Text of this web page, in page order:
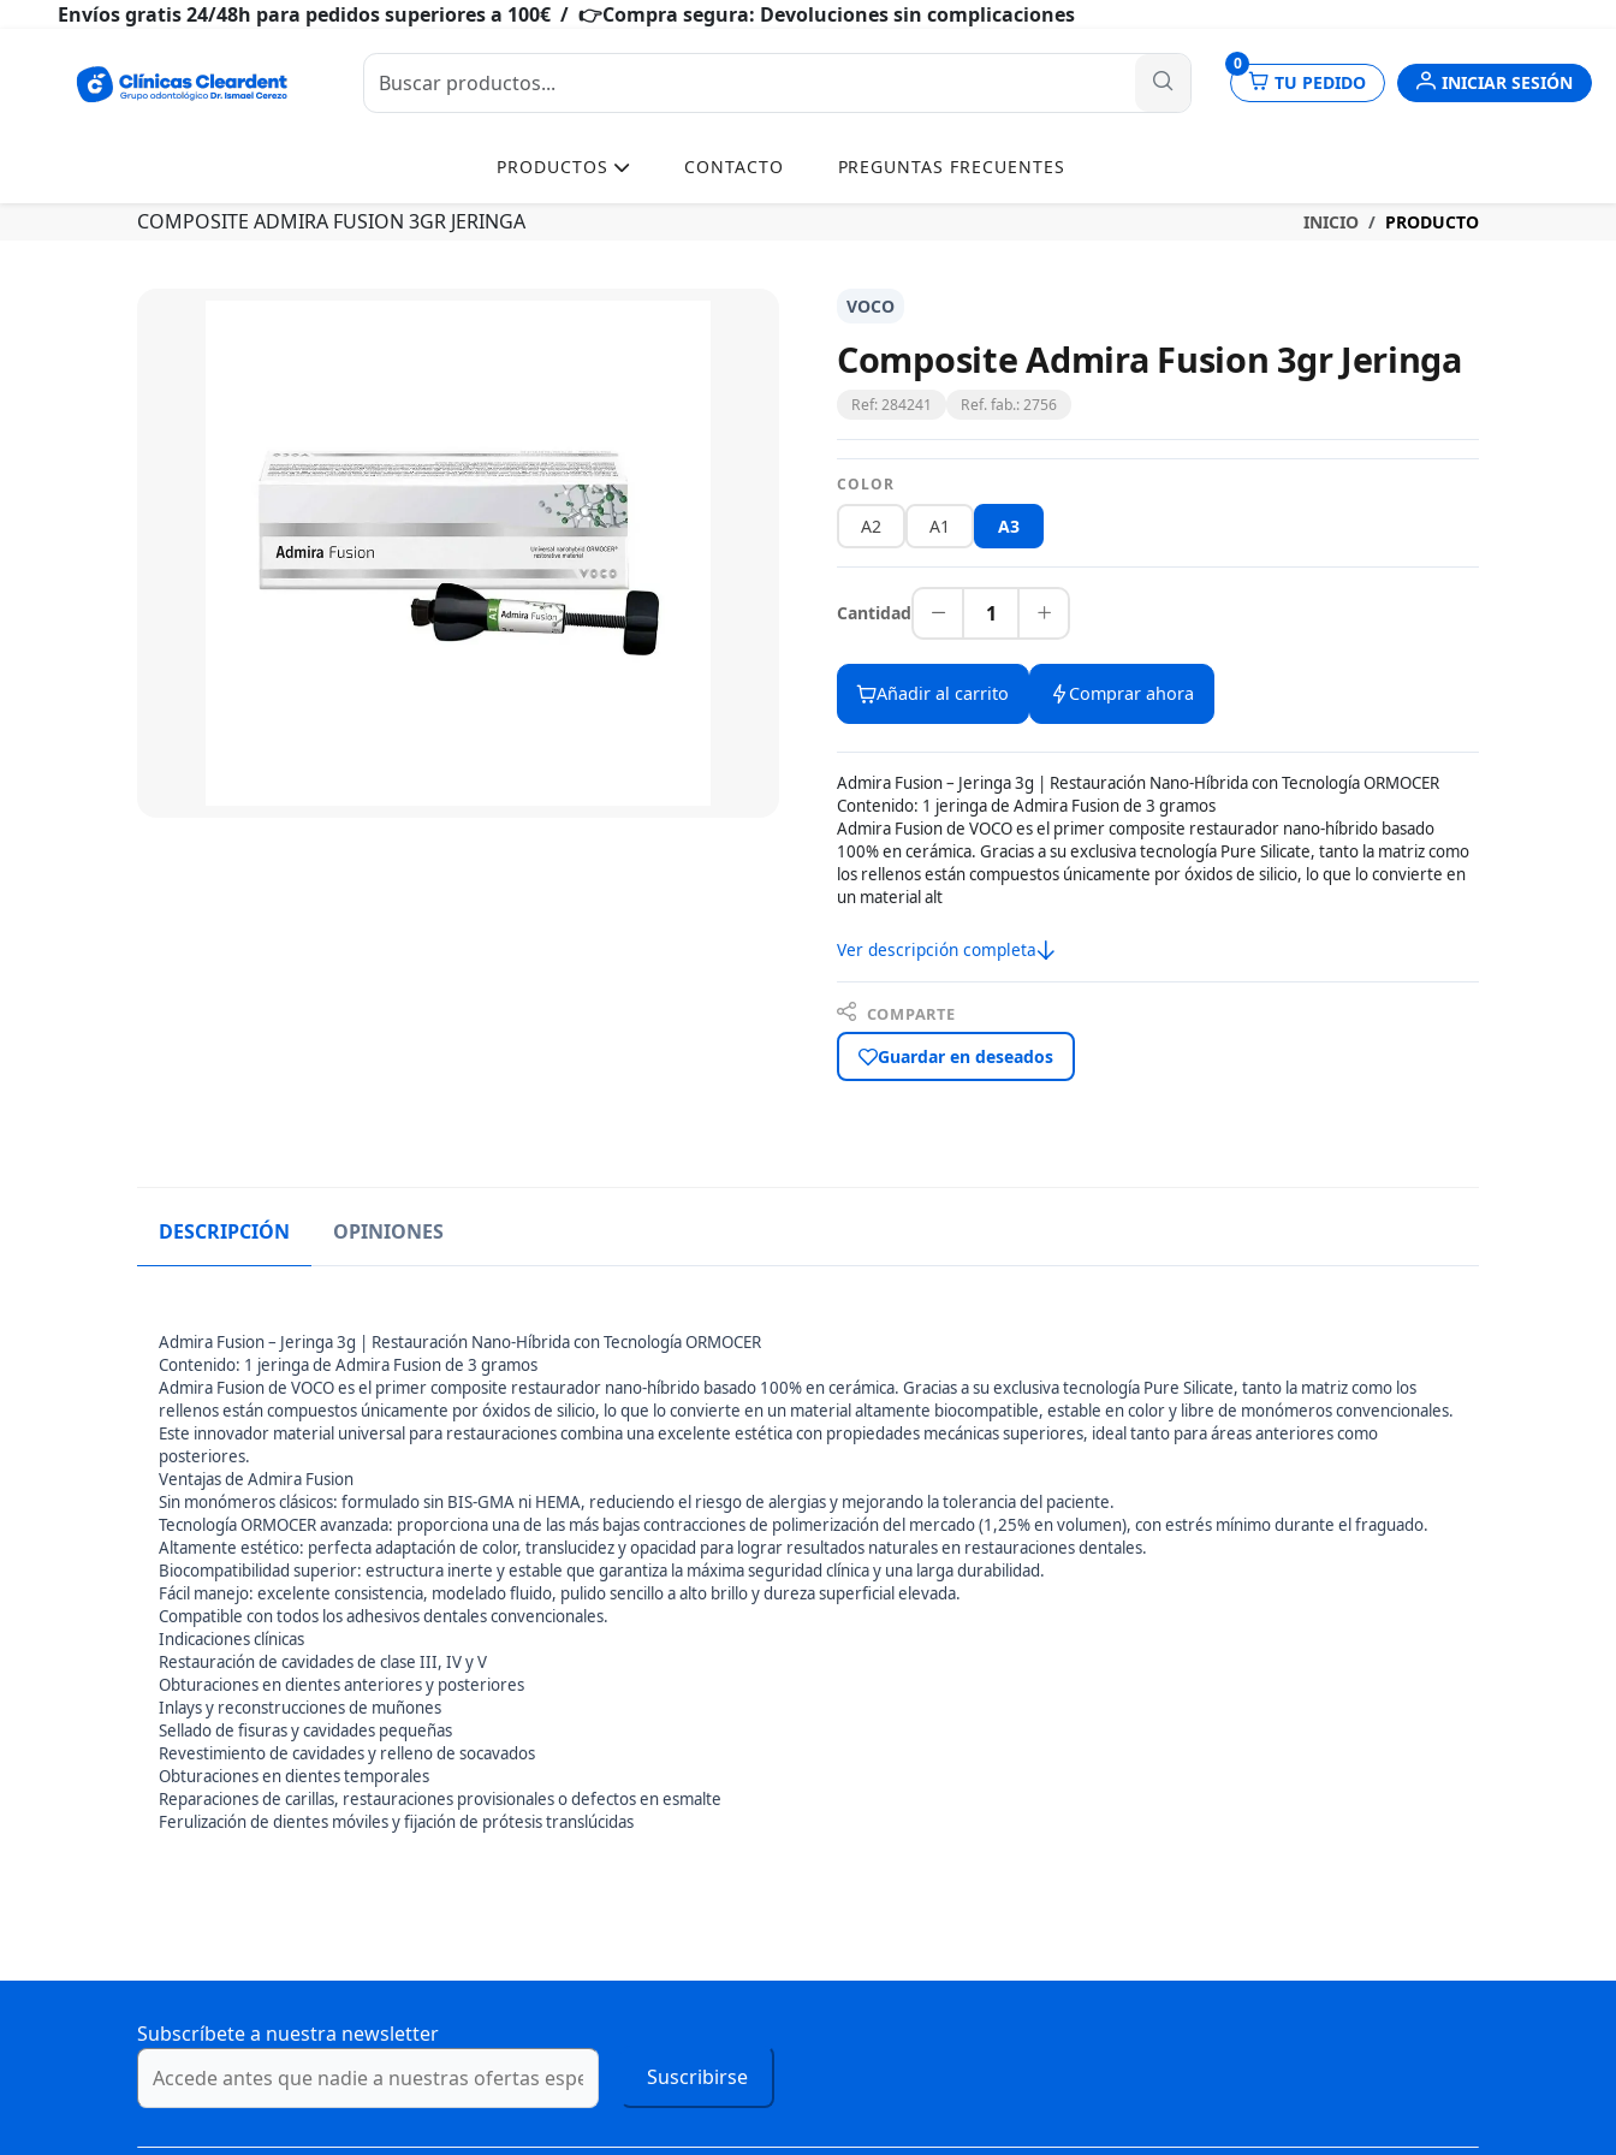
Envíos gratis 24/48h para pedidos superiores a 100€ / 👉Compra segura: Devoluciones sin complicaciones
0
TU PEDIDO INICIAR SESIÓN
PRODUCTOS CONTACTO PREGUNTAS FRECUENTES
COMPOSITE ADMIRA FUSION 3GR JERINGA INICIO PRODUCTO
VOCO
Composite Admira Fusion 3gr Jeringa
Ref: 284241 Ref. fab.: 2756
COLOR
A2 A1 A3
Cantidad 1
Añadir al carrito Comprar ahora
Admira Fusion – Jeringa 3g | Restauración Nano-Híbrida con Tecnología ORMOCER
Contenido: 1 jeringa de Admira Fusion de 3 gramos
Admira Fusion de VOCO es el primer composite restaurador nano-híbrido basado
100% en cerámica. Gracias a su exclusiva tecnología Pure Silicate, tanto la matriz como
los rellenos están compuestos únicamente por óxidos de silicio, lo que lo convierte en
un material alt
Ver descripción completa
COMPARTE
Guardar en deseados
DESCRIPCIÓN OPINIONES
Admira Fusion – Jeringa 3g | Restauración Nano-Híbrida con Tecnología ORMOCER
Contenido: 1 jeringa de Admira Fusion de 3 gramos
Admira Fusion de VOCO es el primer composite restaurador nano-híbrido basado 100% en cerámica. Gracias a su exclusiva tecnología Pure Silicate, tanto la matriz como los
rellenos están compuestos únicamente por óxidos de silicio, lo que lo convierte en un material altamente biocompatible, estable en color y libre de monómeros convencionales.
Este innovador material universal para restauraciones combina una excelente estética con propiedades mecánicas superiores, ideal tanto para áreas anteriores como
posteriores.
Ventajas de Admira Fusion
Sin monómeros clásicos: formulado sin BIS-GMA ni HEMA, reduciendo el riesgo de alergias y mejorando la tolerancia del paciente.
Tecnología ORMOCER avanzada: proporciona una de las más bajas contracciones de polimerización del mercado (1,25% en volumen), con estrés mínimo durante el fraguado.
Altamente estético: perfecta adaptación de color, translucidez y opacidad para lograr resultados naturales en restauraciones dentales.
Biocompatibilidad superior: estructura inerte y estable que garantiza la máxima seguridad clínica y una larga durabilidad.
Fácil manejo: excelente consistencia, modelado fluido, pulido sencillo a alto brillo y dureza superficial elevada.
Compatible con todos los adhesivos dentales convencionales.
Indicaciones clínicas
Restauración de cavidades de clase III, IV y V
Obturaciones en dientes anteriores y posteriores
Inlays y reconstrucciones de muñones
Sellado de fisuras y cavidades pequeñas
Revestimiento de cavidades y relleno de socavados
Obturaciones en dientes temporales
Reparaciones de carillas, restauraciones provisionales o defectos en esmalte
Ferulización de dientes móviles y fijación de prótesis translúcidas
Subscríbete a nuestra newsletter
Suscribirse